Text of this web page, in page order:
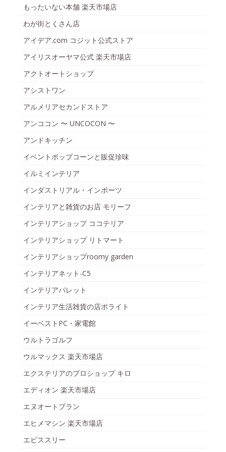
もったいない本舗 楽天市場店
わが街とくさん店
アイデア.com コジット公式ストア
アイリスオーヤマ公式 楽天市場店
アクトオートショップ
アシストワン
アルメリアセカンドストア
アンココン 〜 UNCOCON 〜
アンドキッチン
イベントポップコーンと販促珍味
イルミインテリア
インダストリアル・インポーツ
インテリアと雑貨のお店 モリーフ
インテリアショップ ココテリア
インテリアショップ リトマート
インテリアショップroomy garden
インテリアネット-C5
インテリアパレット
インテリア生活雑貨の店ポライト
イーベストPC・家電館
ウルトラゴルフ
ウルマックス 楽天市場店
エクステリアのプロショップ キロ
エディオン 楽天市場店
エヌオートプラン
エヒメマシン 楽天市場店
エビススリー